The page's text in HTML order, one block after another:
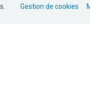
Gestion de cookies